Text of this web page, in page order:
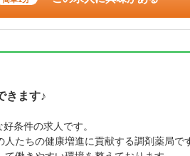
きます♪
条件の求人です。
たちの健康増進に貢献する調剤薬局で